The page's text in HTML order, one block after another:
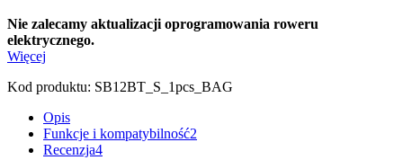
Nie zalecamy aktualizacji oprogramowania roweru
elektrycznego.
Więcej
Kod produktu: SB12BT_S_1pcs_BAG
Opis
Funkcje i kompatybilność2
Recenzja4